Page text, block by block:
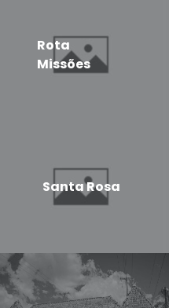
Rota
Missões
Santa Rosa